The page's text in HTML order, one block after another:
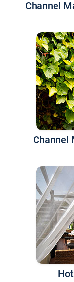
Channel
Channel